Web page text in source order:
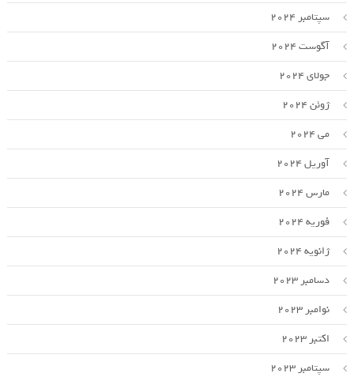
سپتامبر 2024
آگوست 2024
جولای 2024
ژوئن 2024
می 2024
آوریل 2024
مارس 2024
فوریه 2024
ژانویه 2024
دسامبر 2023
نوامبر 2023
اکتبر 2023
سپتامبر 2023